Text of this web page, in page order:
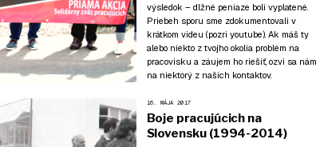
výsledok – dlžné peniaze boli vyplatené.
Priebeh sporu sme zdokumentovali v
krátkom videu (pozri youtube). Ak máš ty
alebo niekto z tvojho okolia problém na
pracovisku a záujem ho riešiť, ozvi sa nám
na niektorý z našich kontaktov.
16. MÁJA 2017
Boje pracujúcich na
Slovensku (1994-2014)